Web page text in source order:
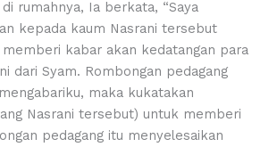
rumahnya, Ia berkata, “Saya
kepada kaum Nasrani tersebut
kabar akan kedatangan para
dari Syam. Rombongan pedagang
maka kukatakan
Nasrani tersebut) untuk memberi
pedagang itu menyelesaikan